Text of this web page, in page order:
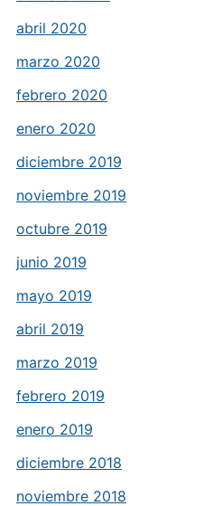
abril 2020
marzo 2020
febrero 2020
enero 2020
diciembre 2019
noviembre 2019
octubre 2019
junio 2019
mayo 2019
abril 2019
marzo 2019
febrero 2019
enero 2019
diciembre 2018
noviembre 2018